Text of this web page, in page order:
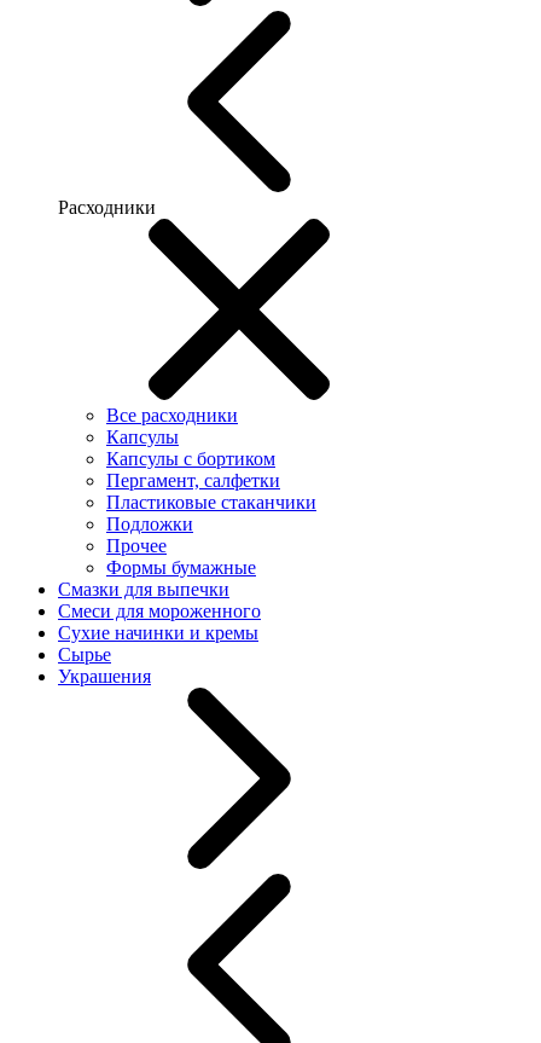
Расходники
Все расходники
Капсулы
Капсулы с бортиком
Пергамент, салфетки
Пластиковые стаканчики
Подложки
Прочее
Формы бумажные
Смазки для выпечки
Смеси для мороженного
Сухие начинки и кремы
Сырье
Украшения